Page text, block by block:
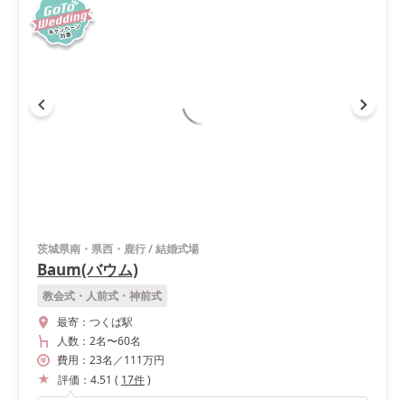
茨城県南・県西・鹿行/結婚式場
Baum(バウム)
教会式・人前式・神前式
最寄： つくば駅
人数： 2名〜60名
費用： 23名 ／111万円
評価： 4.51 ( 17件)